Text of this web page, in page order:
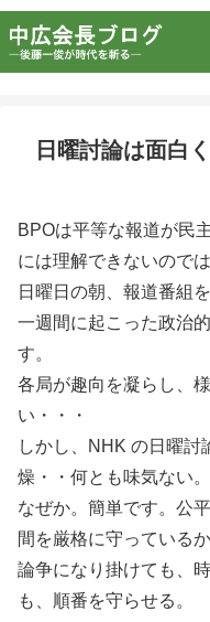
日曜討論は面白く
BPOは平等な報道が民
には理解できないので
日曜日の朝、報道番組
一週間に起こった政治
す。
各局が趣向を凝らし、
い・・・
しかし、NHK の日曜討
燥・・何とも味気ない。
なぜか。簡単です。公
間を厳格に守っているか
論争になり掛けても、
も、順番を守らせる。